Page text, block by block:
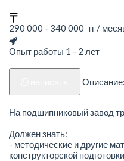
290 000 - 340 000 тг /
Опыт работы 1 - 2 лет
Описание:
На подшипниковый завод
Должен знать:
- методические и другие
конструкторской